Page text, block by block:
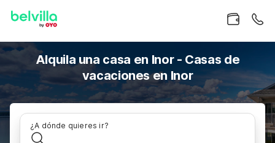
Alquila una casa en Inor - Casas de
vacaciones en Inor
¿A dónde quieres ir?